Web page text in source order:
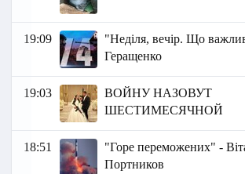
19:09
"Неділя, вечір. Що
Геращенко
19:03
ВОЙНУ НАЗОВУТ
ШЕСТИМЕСЯЧНОЙ
18:51
"Горе переможених" -
Портников